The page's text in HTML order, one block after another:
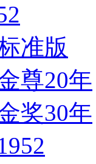
准版
尊20年
奖30年